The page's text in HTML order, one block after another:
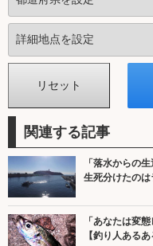
関連する記事
「落水からの
生死分けたのは
「あなたは変
【釣り人あるあ